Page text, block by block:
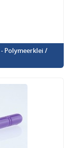
Polymeerklei /